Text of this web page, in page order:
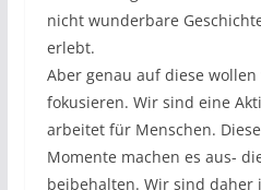
nicht wunderbare
erlebt.
Aber genau auf diese
fokusieren. Wir sind eine
arbeitet für Menschen.
Momente machen es aus-
beibehalten. Wir sind